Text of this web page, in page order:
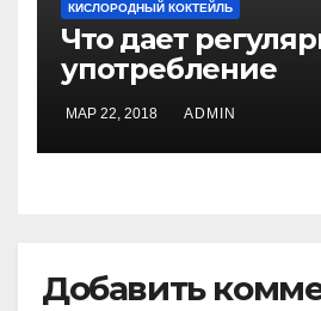
КИСЛОРОДНЫЙ КОКТЕЙЛЬ
Что дает
употребление
кислородных
МАР 22, 2018 ADMIN
Добавить